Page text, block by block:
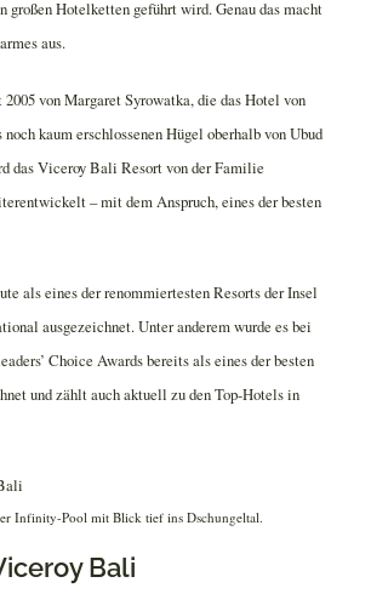
großen Hotelketten geführt wird. Genau das macht
aus.
2005 von Margaret Syrowatka, die das Hotel von
kaum erschlossenen Hügel oberhalb von Ubud
das Viceroy Bali Resort von der Familie
– mit dem Anspruch, eines der besten
als eines der renommiertesten Resorts der Insel
ausgezeichnet. Unter anderem wurde es bei
Choice Awards bereits als eines der besten
und zählt auch aktuell zu den Top-Hotels in
Infinity-Pool mit Blick tief ins Dschungeltal.
Bali